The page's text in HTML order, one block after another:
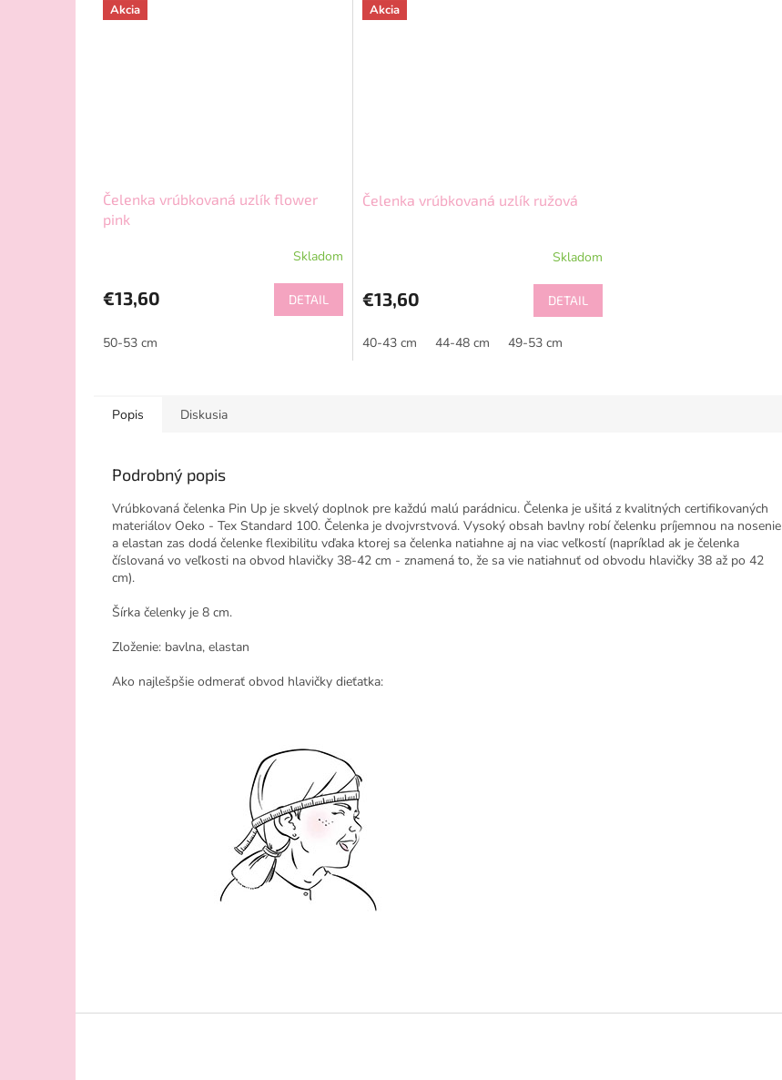
Akcia
Čelenka vrúbkovaná uzlík flower
pink
Skladom
€13,60 DETAIL
50-53 cm
Akcia
Čelenka vrúbkovaná uzlík ružová
Skladom
€13,60 DETAIL
40-43 cm 44-48 cm 49-53 cm
Popis Diskusia
Podrobný popis
Vrúbkovaná čelenka Pin Up je skvelý doplnok pre každú malú parádnicu. Čelenka je ušitá z kvalitných certifikovaných
materiálov Oeko - Tex Standard 100. Čelenka je dvojvrstvová. Vysoký obsah bavlny robí čelenku príjemnou na nosenie
a elastan zas dodá čelenke flexibilitu vďaka ktorej sa čelenka natiahne aj na viac veľkostí (napríklad ak je čelenka
číslovaná vo veľkosti na obvod hlavičky 38-42 cm - znamená to, že sa vie natiahnuť od obvodu hlavičky 38 až po 42
cm).
Šírka čelenky je 8 cm.
Zloženie: bavlna, elastan
Ako najlešpšie odmerať obvod hlavičky dieťatka: